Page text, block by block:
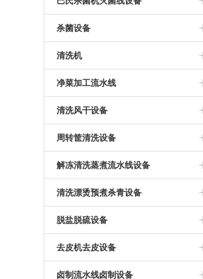
其他巴氏杀菌机
肉制品巴氏杀菌灭菌机设备
酱巴氏杀菌灭菌机设备
巴氏杀菌机灭菌设备
饮料罐头巴氏杀菌灭菌机
巴氏杀菌风干烘干流水线
酱腌菜杀菌机
竹笋巴氏杀菌设备
杀菌设备
粥盘杀菌盘
筛网笼框筐
灭菌盘灭菌筐灭菌笼屉
消毒盘消毒盒消毒筐
杀菌托盘杀菌笼杀菌篮
清洗机
蘑菇专用清洗机
包装袋清洗机设备
酸菜清洗机
玉米清洗机
脱盐脱硫脱硝清洗设备
海带清洗机
涡流清洗机
毛刷清洗机毛辊清洗机设备
净菜加工流水线
竹笋加工设备
洗菜机
清洗风干设备
清洗烘干流水线
气泡清洗机
清洗风干流水线
洗袋机
周转筐清洗设备
筐子清洗风干烘干
周转筐清洗机
洗筐机
解冻清洗蒸煮流水线设备
解冻机解冻线
鱼、肉解冻清洗蒸煮线设备
鸡爪解冻清洗蒸煮加工设备
清洗漂烫预煮杀青设备
预煮机
蔬菜杀青机
清洗蒸煮线
脱盐脱硫设备
脱硫机
酱腌菜脱盐机
去皮机去皮设备
毛辊去皮清洗机
卤制流水线卤制设备